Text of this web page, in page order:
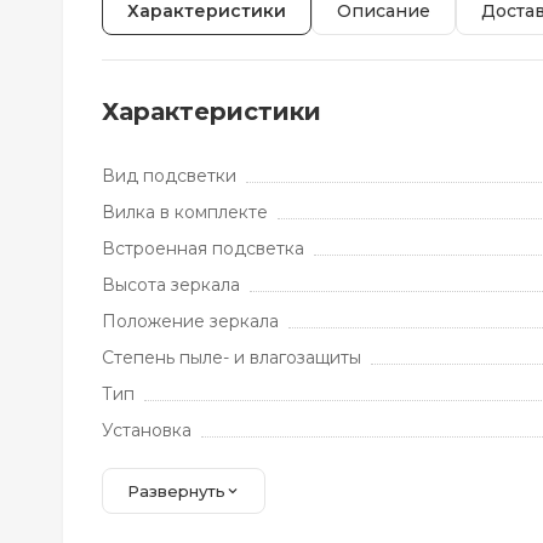
Характеристики Описание
Характеристики
Вид подсветки
Вилка в комплекте
Встроенная подсветка
Высота зеркала
Положение зеркала
Степень пыле- и влагозащиты
Тип
Установка
Развернуть